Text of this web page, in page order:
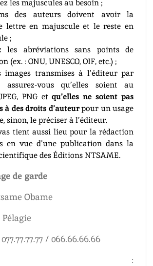
les majuscules au besoin ;
des auteurs doivent avoir la
lettre en majuscule et le reste en
;
les abréviations sans points de
(ex. : ONU, UNESCO, OIF, etc.) ;
images transmises à l’éditeur par
assurez-vous qu’elles soient au
PNG etqu’elles ne soient pas
à des droits d’auteurpour un usage
sinon, le préciser à l’éditeur.
tient aussi lieu pour la rédaction
en vue d’une publication dans la
des Éditions NTSAME.
de garde
Obame
/ 066.66.66.66
mail :